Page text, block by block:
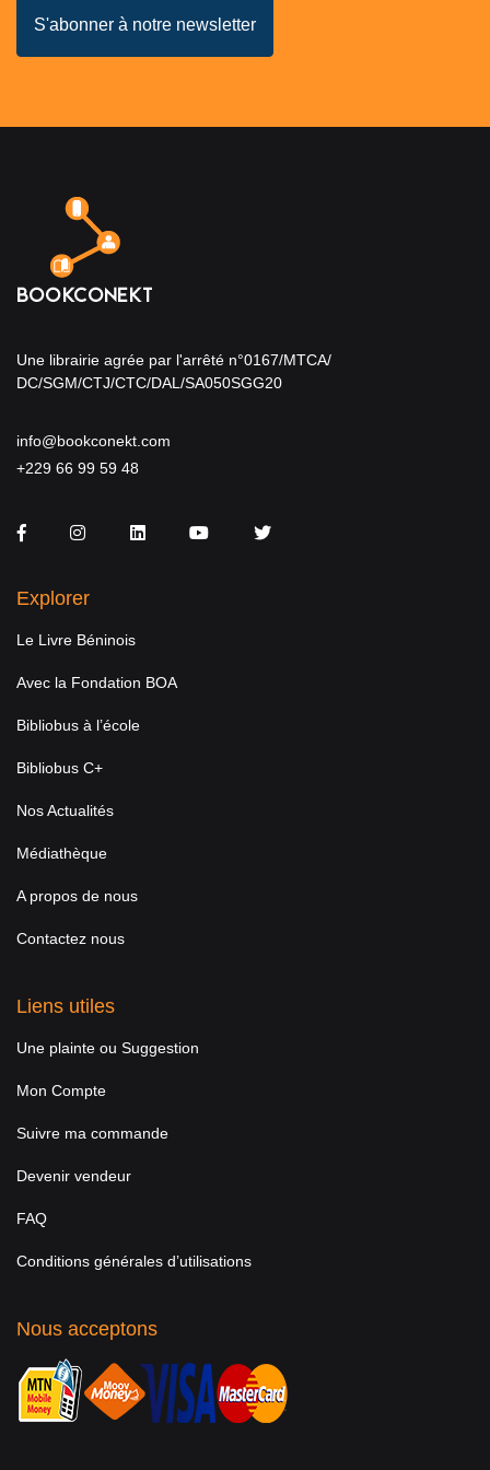
Une librairie agrée par l'arrêté n°0167/MTCA/
DC/SGM/CTJ/CTC/DAL/SA050SGG20
info@bookconekt.com
+229 66 99 59 48
FacebookInstagramLinkedInYou TubeTwitter
Explorer
Le Livre Béninois
Avec la Fondation BOA
Bibliobus à l’école
Bibliobus C+
Nos Actualités
Médiathèque
A propos de nous
Contactez nous
Liens utiles
Une plainte ou Suggestion
Mon Compte
Suivre ma commande
Devenir vendeur
FAQ
Conditions générales d’utilisations
Nous acceptons